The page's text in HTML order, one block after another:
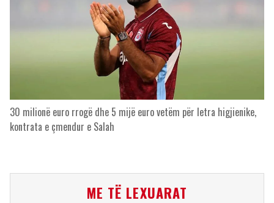
30 milionë euro rrogë dhe 5 mijë euro vetëm për letra higjienike,
kontrata e çmendur e Salah
ME TË LEXUARAT